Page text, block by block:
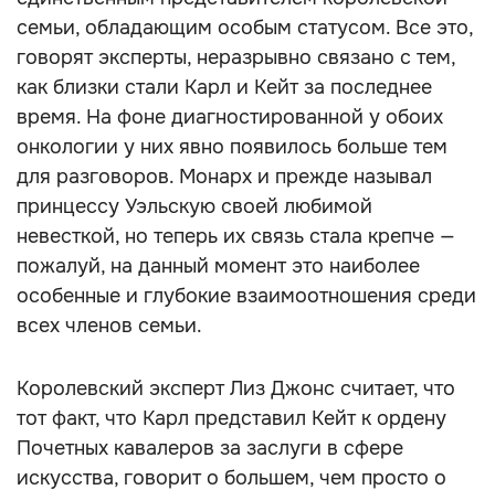
семьи, обладающим особым статусом. Все это,
говорят эксперты, неразрывно связано с тем,
как близки стали Карл и Кейт за последнее
время. На фоне диагностированной у обоих
онкологии у них явно появилось больше тем
для разговоров. Монарх и прежде называл
принцессу Уэльскую своей любимой
невесткой, но теперь их связь стала крепче —
пожалуй, на данный момент это наиболее
особенные и глубокие взаимоотношения среди
всех членов семьи.
Королевский эксперт Лиз Джонс считает, что
тот факт, что Карл представил Кейт к ордену
Почетных кавалеров за заслуги в сфере
искусства, говорит о большем, чем просто о